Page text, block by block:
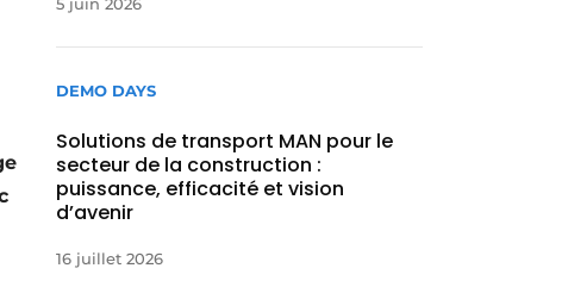
DEMO DAYS
Solutions de transport MAN pour le
secteur de la construction :
puissance, efficacité et vision
d’avenir
16 juillet 2026